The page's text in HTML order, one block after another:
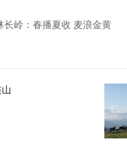
长岭：春播夏收 麦浪金黄